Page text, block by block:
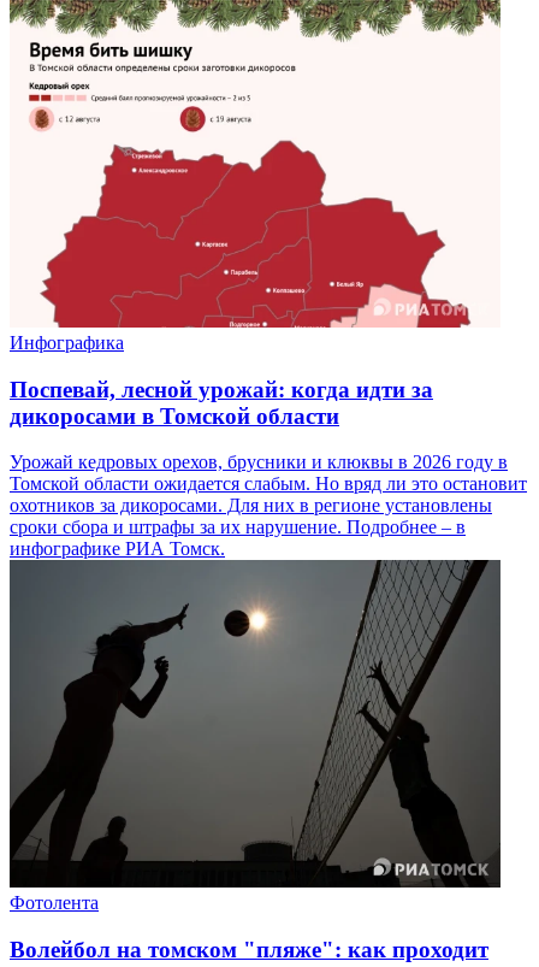
Инфографика
Поспевай, лесной урожай: когда идти за
дикоросами в Томской области
Урожай кедровых орехов, брусники и клюквы в 2026 году в
Томской области ожидается слабым. Но вряд ли это остановит
охотников за дикоросами. Для них в регионе установлены
сроки сбора и штрафы за их нарушение. Подробнее – в
инфографике РИА Томск.
Фотолента
Волейбол на томском "пляже": как проходит